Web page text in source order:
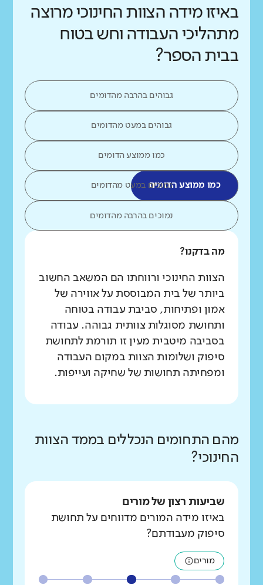
באיזו מידה הצוות החינוכי מרוצה
מתהליכי העבודה וחש בטוח
בבית הספר?
גבוהים בהרבה מהדומים
גבוהים במעט מהדומים
כמו ממוצע הדומים
כמו ממוצע הדומיםנמוכים במעט מהדומים
נמוכים בהרבה מהדומים
מה בדקנו?
הצוות החינוכי ורווחתו הם המשאב החשוב
ביותר של בית המבוססת על אווירה של
אמון ופתיחות, סביבת עבודה בטוחה
ותחושת מסוגלות צוותית גבוהה. עבודה
בסביבה מיטבית מעין זו תורמת לתחושת
סיפוק ושלומות הצוות במקום העבודה
ומפחיתה תחושות של שחיקה ועייפות.
מהם התחומים הנכללים בממד הצוות
החינוכי?
שביעות רצון של מורים
באיזו מידה המורים מדווחים על תחושת
סיפוק מעבודתם?
מורים